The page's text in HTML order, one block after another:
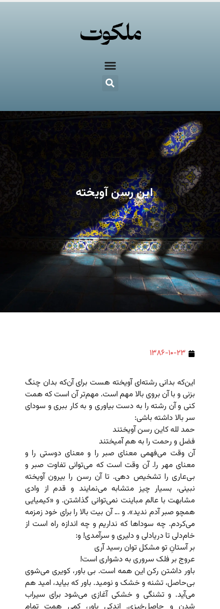
این رسن آویخته
۱۳۸۶-۱۰-۲۳
این‌که بدانی رشته‌ای آویخته هست برای آن‌که بدان چنگ
بزنی و با آن بروی بالا مهم است. مهم‌تر آن است که همت
کنی و آن رشته را به دست بیاوری و به کار ببری و سودای
سر بالا داشته باشی:
حمد لله کاین رسن آویختند
فضل و رحمت را به هم آمیختند
آن وقت می‌فهمی معنای صبر را و معنای دوستی را و
معنای مهر را. آن وقت است که می‌توانی تفاوت صبر و
بی‌عاری را تشخیص دهی. تا آن رسن را بیرون آویخته
نبینی، بسیار چیز متشابه می‌نمایند و قدم از وادی
مشابهت با عالم مباینت نمی‌توانی گذاشتن. و «کیمیایی
همچو صبر آدم ندید». و … آن بیت بالا را برای خود زمزمه
می‌کردم. چه سوداها که نداریم و چه اندازه راه است از
خام‌دلی تا دریادلی و دلیری و سرآمدی! و:
بر آستانِ تو مشکل توان رسید آری
عروج بر فلک سروری به دشواری است!
باور داشتن رکن این همه است. بی باور، کویری می‌شوی
بی‌حاصل، تشنه و خشک و نومید. باور که بیاید، امید هم
می‌آید. و تشنگی و خشکی آغازی می‌شود برای سیراب